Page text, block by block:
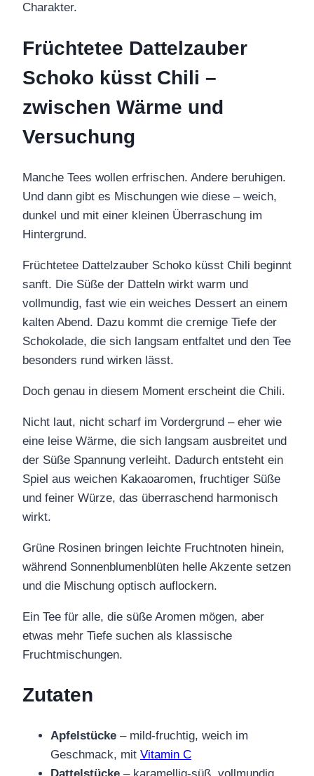
Charakter.
Früchtetee Dattelzauber
Schoko küsst Chili –
zwischen Wärme und
Versuchung
Manche Tees wollen erfrischen. Andere beruhigen.
Und dann gibt es Mischungen wie diese – weich,
dunkel und mit einer kleinen Überraschung im
Hintergrund.
Früchtetee Dattelzauber Schoko küsst Chili beginnt
sanft. Die Süße der Datteln wirkt warm und
vollmundig, fast wie ein weiches Dessert an einem
kalten Abend. Dazu kommt die cremige Tiefe der
Schokolade, die sich langsam entfaltet und den Tee
besonders rund wirken lässt.
Doch genau in diesem Moment erscheint die Chili.
Nicht laut, nicht scharf im Vordergrund – eher wie
eine leise Wärme, die sich langsam ausbreitet und
der Süße Spannung verleiht. Dadurch entsteht ein
Spiel aus weichen Kakaoaromen, fruchtiger Süße
und feiner Würze, das überraschend harmonisch
wirkt.
Grüne Rosinen bringen leichte Fruchtnoten hinein,
während Sonnenblumenblüten helle Akzente setzen
und die Mischung optisch auflockern.
Ein Tee für alle, die süße Aromen mögen, aber
etwas mehr Tiefe suchen als klassische
Fruchtmischungen.
Zutaten
Apfelstücke – mild-fruchtig, weich im
Geschmack, mit Vitamin C